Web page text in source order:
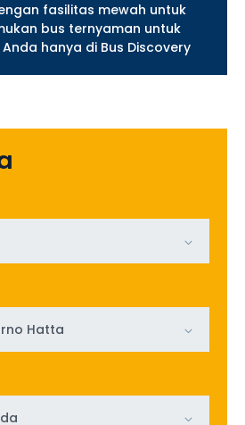
fasilitas mewah untuk
bus ternyaman untuk
hanya di Bus Discovery
Hatta